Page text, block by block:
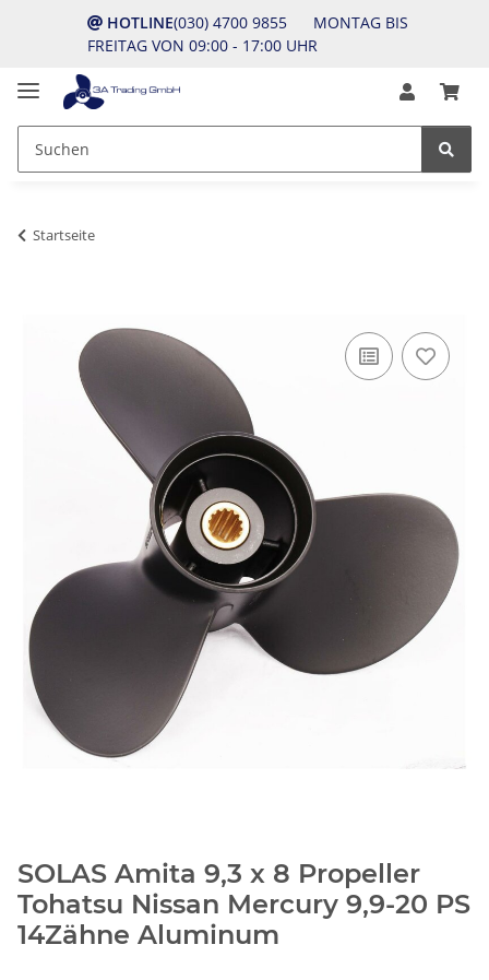
HOTLINE(030) 4700 9855 MONTAG BIS
FREITAG VON 09:00 - 17:00 UHR
Startseite
SOLAS Amita 9,3 x 8 Propeller
Tohatsu Nissan Mercury 9,9-20 PS
14Zähne Aluminum